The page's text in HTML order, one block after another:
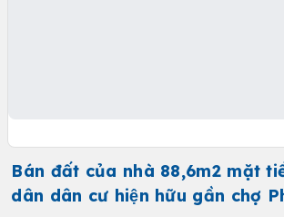
Bán đất của nhà 88,6m2 mặt
dân dân cư hiện hữu gần chợ